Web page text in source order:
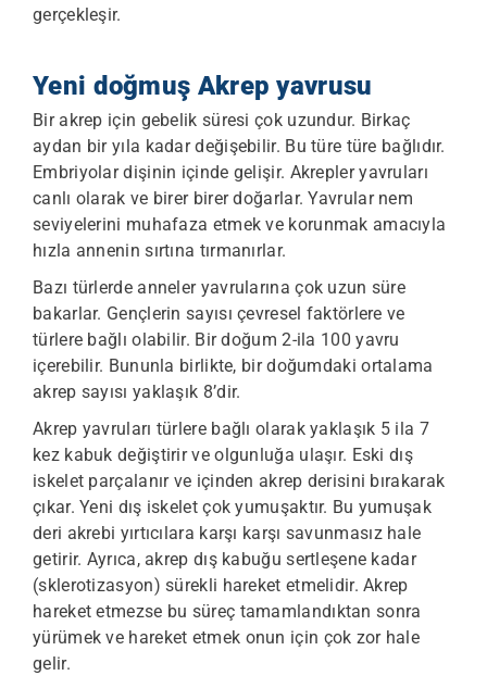
gerçekleşir.
Yeni doğmuş Akrep yavrusu
Bir akrep için gebelik süresi çok uzundur. Birkaç
aydan bir yıla kadar değişebilir. Bu türe türe bağlıdır.
Embriyolar dişinin içinde gelişir. Akrepler yavruları
canlı olarak ve birer birer doğarlar. Yavrular nem
seviyelerini muhafaza etmek ve korunmak amacıyla
hızla annenin sırtına tırmanırlar.
Bazı türlerde anneler yavrularına çok uzun süre
bakarlar. Gençlerin sayısı çevresel faktörlere ve
türlere bağlı olabilir. Bir doğum 2-ila 100 yavru
içerebilir. Bununla birlikte, bir doğumdaki ortalama
akrep sayısı yaklaşık 8’dir.
Akrep yavruları türlere bağlı olarak yaklaşık 5 ila 7
kez kabuk değiştirir ve olgunluğa ulaşır. Eski dış
iskelet parçalanır ve içinden akrep derisini bırakarak
çıkar. Yeni dış iskelet çok yumuşaktır. Bu yumuşak
deri akrebi yırtıcılara karşı karşı savunmasız hale
getirir. Ayrıca, akrep dış kabuğu sertleşene kadar
(sklerotizasyon) sürekli hareket etmelidir. Akrep
hareket etmezse bu süreç tamamlandıktan sonra
yürümek ve hareket etmek onun için çok zor hale
gelir.